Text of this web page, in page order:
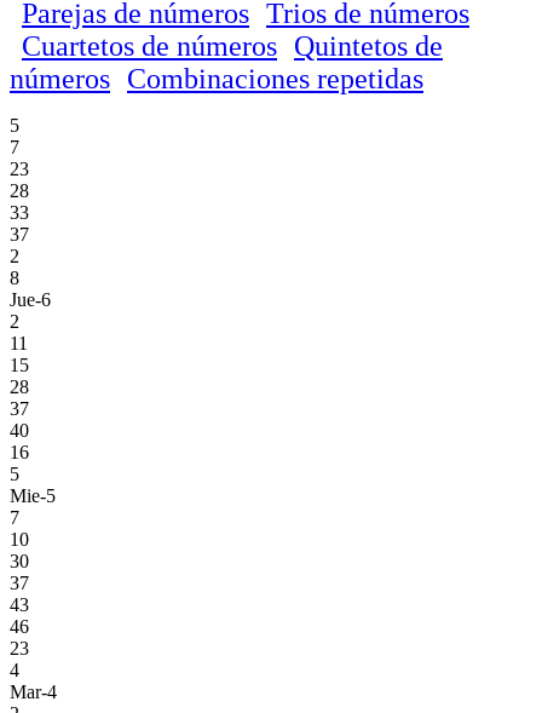
Parejas de números Trios de números
Cuartetos de números Quintetos de
números Combinaciones repetidas
5
7
23
28
33
37
2
8
Jue-6
2
11
15
28
37
40
16
5
Mie-5
7
10
30
37
43
46
23
4
Mar-4